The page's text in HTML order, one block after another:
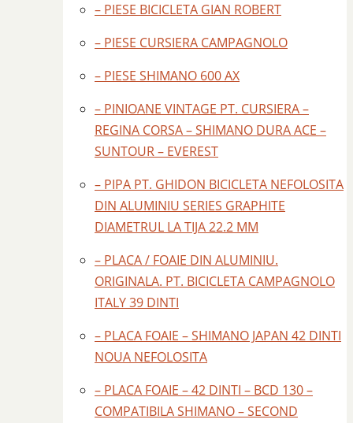
– PIESE BICICLETA GIAN ROBERT
– PIESE CURSIERA CAMPAGNOLO
– PIESE SHIMANO 600 AX
– PINIOANE VINTAGE PT. CURSIERA –
REGINA CORSA – SHIMANO DURA ACE –
SUNTOUR – EVEREST
– PIPA PT. GHIDON BICICLETA NEFOLOSITA
DIN ALUMINIU SERIES GRAPHITE
DIAMETRUL LA TIJA 22.2 MM
– PLACA / FOAIE DIN ALUMINIU.
ORIGINALA. PT. BICICLETA CAMPAGNOLO
ITALY 39 DINTI
– PLACA FOAIE – SHIMANO JAPAN 42 DINTI
NOUA NEFOLOSITA
– PLACA FOAIE – 42 DINTI – BCD 130 –
COMPATIBILA SHIMANO – SECOND